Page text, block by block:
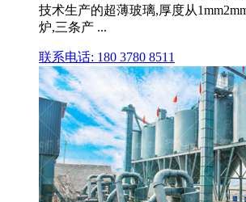
技术生产的超薄玻璃,厚度从
炉,三条产 ...
联系电话: 180 3780 8511